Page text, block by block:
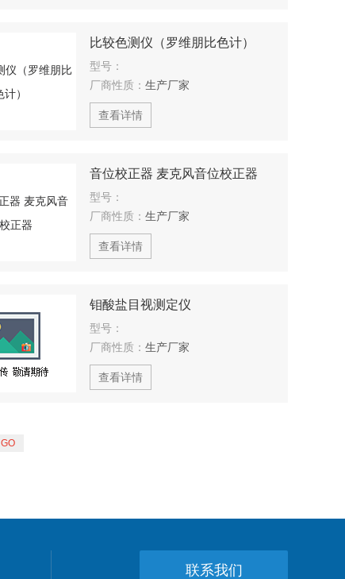
比较色测仪（罗维朋比色计）
型号：
厂商性质： 生产厂家
查看详情
音位校正器 麦克风音位校正器
型号：
厂商性质： 生产厂家
查看详情
钼酸盐目视测定仪
型号：
厂商性质： 生产厂家
查看详情
联系我们